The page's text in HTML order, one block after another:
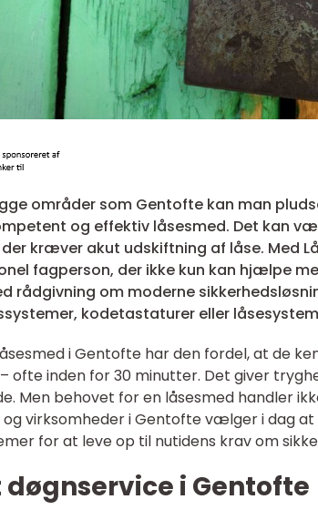
områder som Gentofte kan man
og effektiv låsesmed. Det kan
kræver akut udskiftning af låse. Med
fagperson, der ikke kun kan hjælpe
rådgivning om moderne
kodetastaturer eller
i Gentofte har den fordel, at de
ofte inden for 30 minutter. Det giver
Men behovet for en låsesmed handler
virksomheder i Gentofte vælger i dag
for at leve op til nutidens krav om
i Gentofte